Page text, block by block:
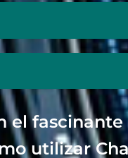
el
utilizar